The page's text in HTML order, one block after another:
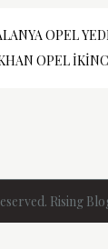
OPEL
OPEL
Rising